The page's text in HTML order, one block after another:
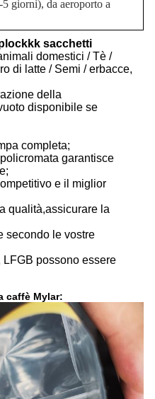
giorni), da aeroporto a
sacchetti
domestici / Tè /
di latte / Semi / erbacce,
della
disponibile se
completa;
garantisce
e il miglior
qualità,assicurare la
secondo le vostre
possono essere
caffè Mylar: